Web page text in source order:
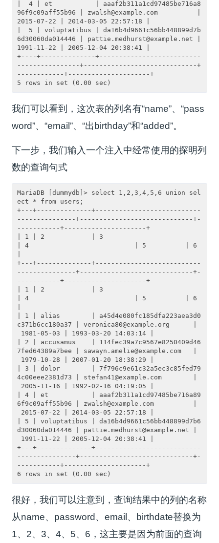
|  4 | et           | aaaf2b311a1cd97485be716a8
96f9c09aff55b96 | zwalsh@example.com          |
2015-07-22 | 2014-03-05 22:57:18 |
|  5 | voluptatibus | da16b4d9661c56bb448899d7b
6d30060da014446 | pattie.medhurst@example.net |
1991-11-22 | 2005-12-04 20:38:41 |
+----+--------------+--------------------------
----------------+-----------------------------+
------------+---------------------+
我们可以看到，这次表的列名有“name”、“pass
word”、“email”、“出birthday”和“added”。
下一步，我们输入一个注入中经常使用的探明列
数的查询句式
MariaDB [dummydb]> select 1,2,3,4,5,6 union sel
ect * from users;
+---+--------------+---------------------------
---------------+-----------------------------+-
-----------+---------------------+
| 1 | 2            | 3
| 4                           | 5          | 6
+---+--------------+---------------------------
---------------+-----------------------------+-
-----------+---------------------+
| 1 | 2            | 3
| 4                           | 5          | 6
| 1 | alias        | a45d4e080fc185dfa223aea3d0
c371b6cc180a37 | veronica80@example.org      |
1981-05-03 | 1993-03-20 14:03:14 |
| 2 | accusamus    | 114fec39a7c9567e8250409d46
7fed64389a7bee | sawayn.amelie@example.com   |
1979-10-28 | 2007-01-20 18:38:29 |
| 3 | dolor        | 7f796c9e61c32a5ec3c85fed79
4c00eee2381d73 | stefan41@example.com        |
2005-11-16 | 1992-02-16 04:19:05 |
| 4 | et           | aaaf2b311a1cd97485be716a89
6f9c09aff55b96 | zwalsh@example.com          |
2015-07-22 | 2014-03-05 22:57:18 |
| 5 | voluptatibus | da16b4d9661c56bb448899d7b6
d30060da014446 | pattie.medhurst@example.net |
1991-11-22 | 2005-12-04 20:38:41 |
+---+--------------+---------------------------
---------------+-----------------------------+-
-----------+---------------------+
很好，我们可以注意到，查询结果中的列的名称
从name、password、email、birthdate替换为
1、2、3、4、5、6，这主要是因为前面的查询